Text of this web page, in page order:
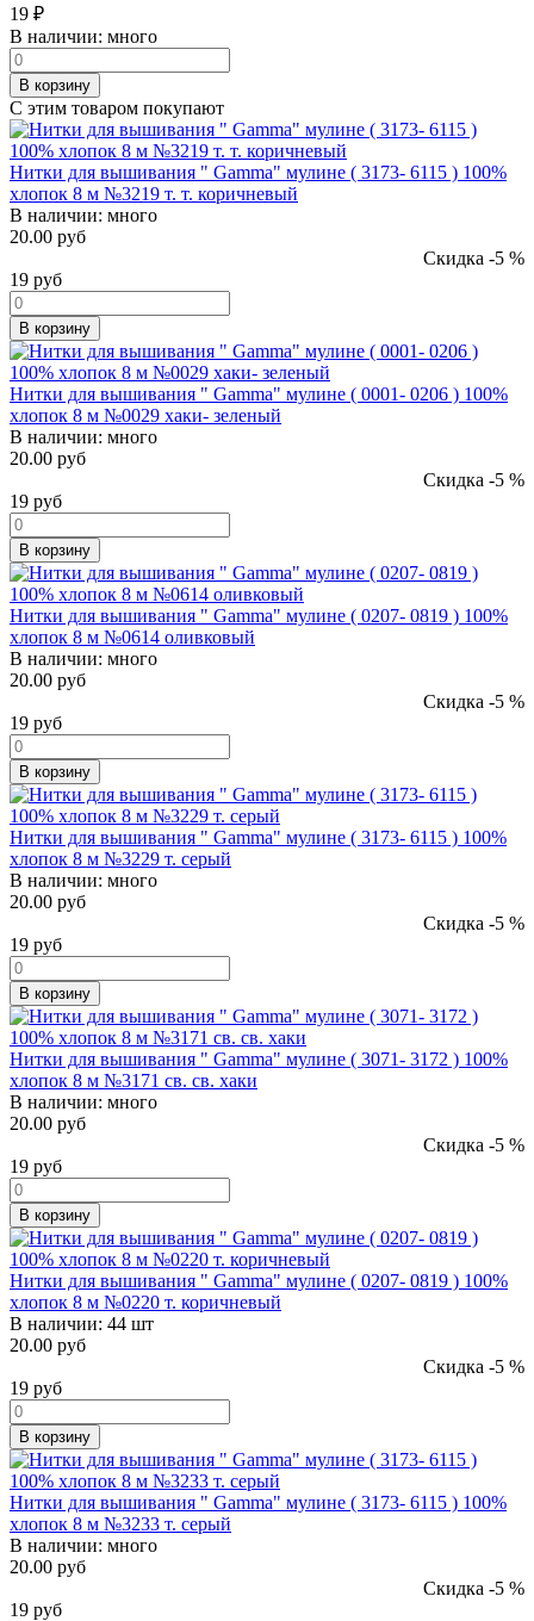
19 ₽
В наличии: много
В корзину
С этим товаром покупают
Нитки для вышивания " Gamma" мулине ( 3173- 6115 ) 100%
хлопок 8 м №3219 т. т. коричневый
В наличии: много
20.00 руб
Скидка -5 %
19 руб
В корзину
Нитки для вышивания " Gamma" мулине ( 0001- 0206 ) 100%
хлопок 8 м №0029 хаки- зеленый
В наличии: много
20.00 руб
Скидка -5 %
19 руб
В корзину
Нитки для вышивания " Gamma" мулине ( 0207- 0819 ) 100%
хлопок 8 м №0614 оливковый
В наличии: много
20.00 руб
Скидка -5 %
19 руб
В корзину
Нитки для вышивания " Gamma" мулине ( 3173- 6115 ) 100%
хлопок 8 м №3229 т. серый
В наличии: много
20.00 руб
Скидка -5 %
19 руб
В корзину
Нитки для вышивания " Gamma" мулине ( 3071- 3172 ) 100%
хлопок 8 м №3171 св. св. хаки
В наличии: много
20.00 руб
Скидка -5 %
19 руб
В корзину
Нитки для вышивания " Gamma" мулине ( 0207- 0819 ) 100%
хлопок 8 м №0220 т. коричневый
В наличии: 44 шт
20.00 руб
Скидка -5 %
19 руб
В корзину
Нитки для вышивания " Gamma" мулине ( 3173- 6115 ) 100%
хлопок 8 м №3233 т. серый
В наличии: много
20.00 руб
Скидка -5 %
19 руб